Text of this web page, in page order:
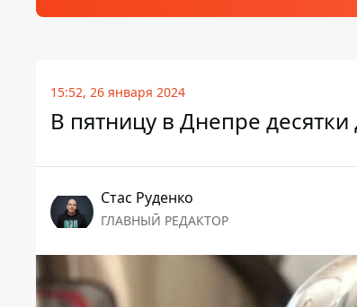
15:52, 26 января 2024
В пятницу в Днепре
Стаc Руденко
ГЛАВНЫЙ РЕДАКТОР